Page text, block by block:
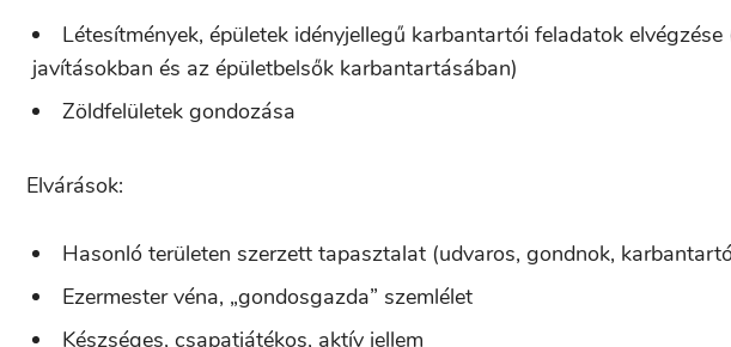
Létesítmények, épületek idényjellegű karbantartói feladatok
javításokban és az épületbelsők karbantartásában)
Zöldfelületek gondozása
Elvárások:
Hasonló területen szerzett tapasztalat (udvaros, gondnok,
Ezermester véna, „gondosgazda” szemlélet
Készséges, csapatjátékos, aktív jellem